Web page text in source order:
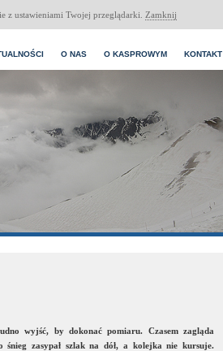
z ustawieniami Twojej przeglądarki. Zamknij
O NAS O KASPROWYM KONTAKT
wyjść, by dokonać pomiaru. Czasem zagląda
zasypał szlak na dół, a kolejka nie kursuje.